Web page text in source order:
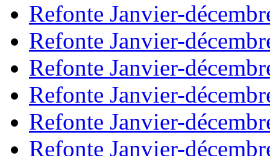
Refonte Janvier-
Refonte Janvier-
Refonte Janvier-
Refonte Janvier-
Refonte Janvier-
Refonte Janvier-